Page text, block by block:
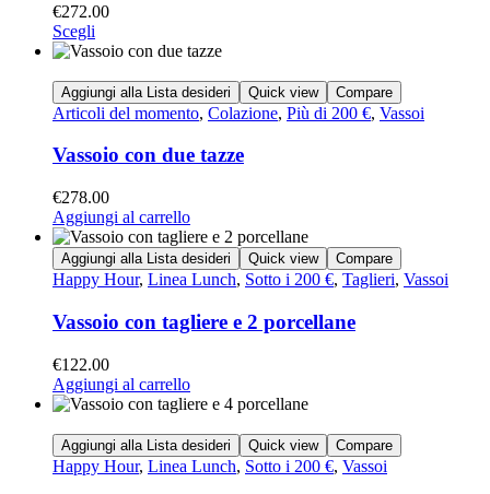
€272.00
Scegli
Aggiungi alla Lista desideri Quick view Compare
Articoli del momento, Colazione, Più di 200 €, Vassoi
Vassoio con due tazze
€278.00
Aggiungi al carrello
Aggiungi alla Lista desideri Quick view Compare
Happy Hour, Linea Lunch, Sotto i 200 €, Taglieri, Vassoi
Vassoio con tagliere e 2 porcellane
€122.00
Aggiungi al carrello
Aggiungi alla Lista desideri Quick view Compare
Happy Hour, Linea Lunch, Sotto i 200 €, Vassoi